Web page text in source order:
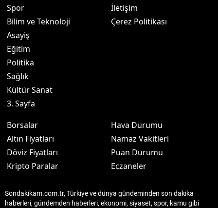
Spor
Bilim ve Teknoloji
Asayiş
Eğitim
Politika
Sağlık
Kültür Sanat
3. Sayfa
İletişim
Çerez Politikası
Borsalar
Altın Fiyatları
Döviz Fiyatları
Kripto Paralar
Hava Durumu
Namaz Vakitleri
Puan Durumu
Eczaneler
Sondakikam.com.tr, Türkiye ve dünya gündeminden son dakika
haberleri, gündemden haberleri, ekonomi, siyaset, spor, kamu gibi